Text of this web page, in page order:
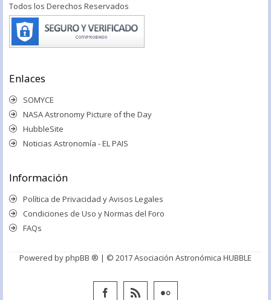
Todos los Derechos Reservados
Enlaces
SOMYCE
NASA Astronomy Picture of the Day
HubbleSite
Noticias Astronomía - EL PAIS
Información
Política de Privacidad y Avisos Legales
Condiciones de Uso y Normas del Foro
FAQs
Powered byphpBB ® | © 2017 Asociación Astronómica HUBBLE